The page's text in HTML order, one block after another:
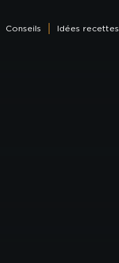
Conseils Idées recettes